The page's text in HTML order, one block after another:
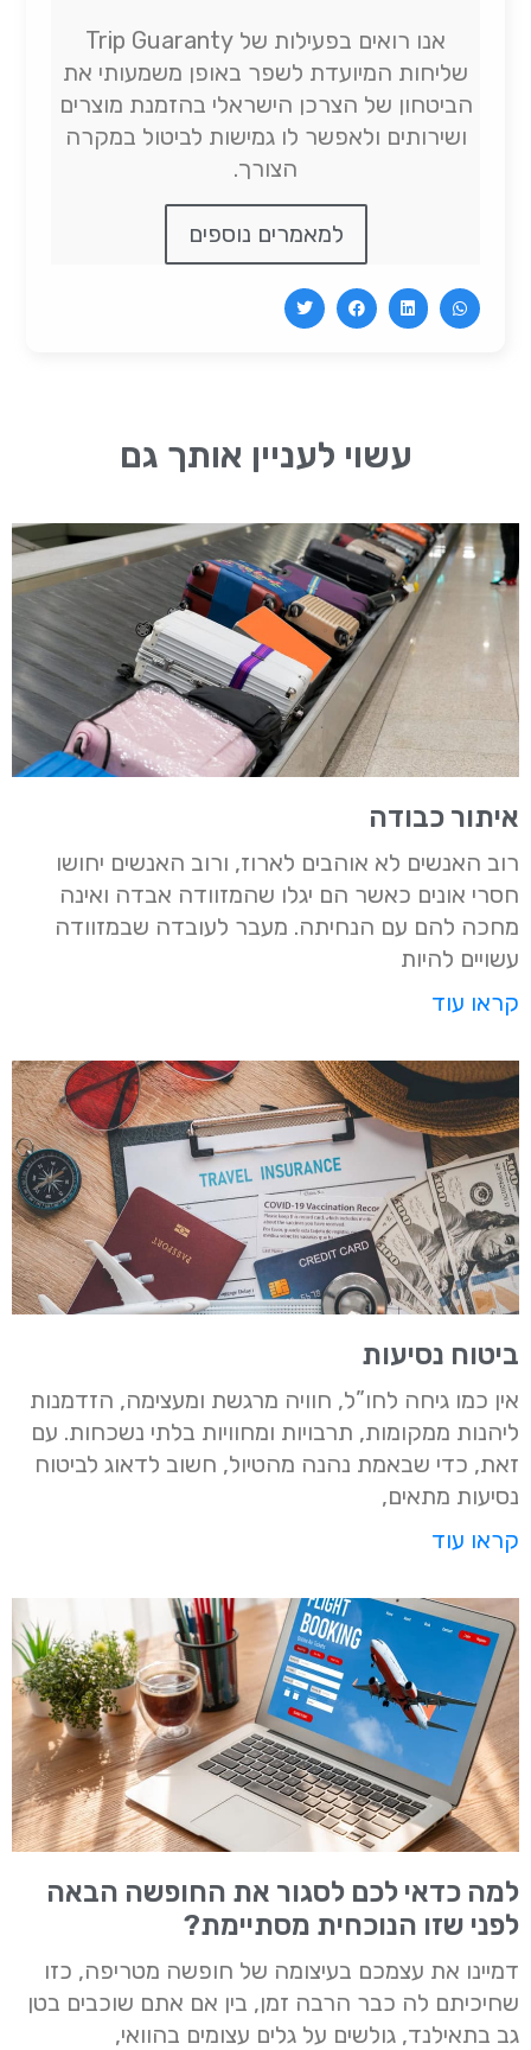
אנו רואים בפעילות של Trip Guaranty
שליחות המיועדת לשפר באופן משמעותי את
הביטחון של הצרכן הישראלי בהזמנת מוצרים
ושירותים ולאפשר לו גמישות לביטול במקרה
הצורך.
למאמרים נוספים
עשוי לעניין אותך גם
איתור כבודה
רוב האנשים לא אוהבים לארוז, ורוב האנשים יחושו
חסרי אונים כאשר הם יגלו שהמזוודה אבדה ואינה
מחכה להם עם הנחיתה. מעבר לעובדה שבמזוודה
עשויים להיות
קראו עוד
ביטוח נסיעות
אין כמו גיחה לחו”ל, חוויה מרגשת ומעצימה, הזדמנות
ליהנות ממקומות, תרבויות ומחוויות בלתי נשכחות. עם
זאת, כדי שבאמת נהנה מהטיול, חשוב לדאוג לביטוח
נסיעות מתאים,
קראו עוד
למה כדאי לכם לסגור את החופשה הבאה
לפני שזו הנוכחית מסתיימת?
דמיינו את עצמכם בעיצומה של חופשה מטריפה, כזו
שחיכיתם לה כבר הרבה זמן, בין אם אתם שוכבים בטן
גב בתאילנד, גולשים על גלים עצומים בהוואי,